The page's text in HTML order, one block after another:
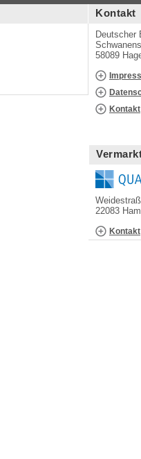
Kontakt
Deutscher
58089
Kontakt
22083
Kontakt